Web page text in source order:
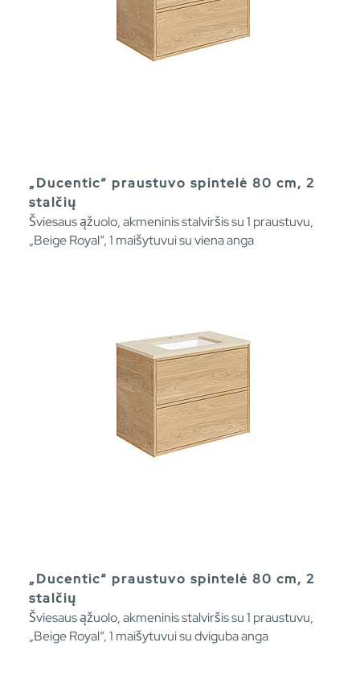
„Ducentic“ praustuvo spintelė 80 cm, 2
stalčių
Šviesaus ąžuolo, akmeninis stalviršis su 1 praustuvu,
„Beige Royal“, 1 maišytuvui su viena anga
„Ducentic“ praustuvo spintelė 80 cm, 2
stalčių
Šviesaus ąžuolo, akmeninis stalviršis su 1 praustuvu,
„Beige Royal“, 1 maišytuvui su dviguba anga